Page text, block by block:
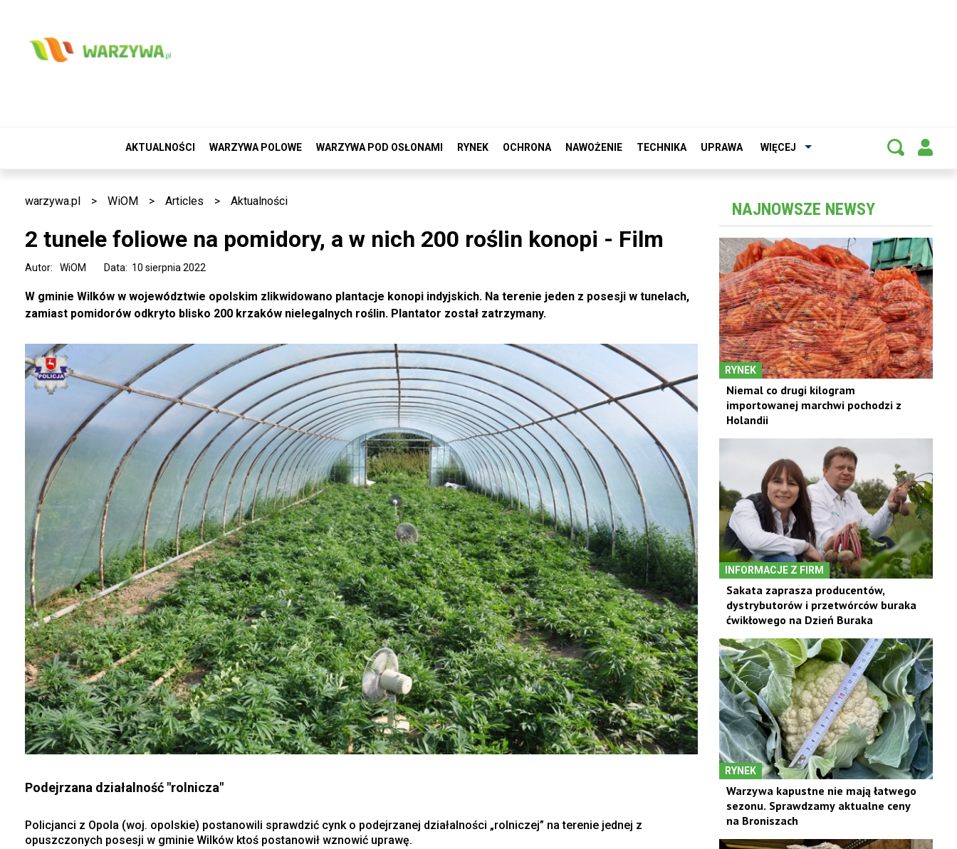
AKTUALNOŚCI WARZYWA POLOWE WARZYWA POD OSŁONAMI RYNEK OCHRONA NAWOŻENIE TECHNIKA UPRAWA WIĘCEJ
warzywa.pl > WiOM > Articles > Aktualności
2 tunele foliowe na pomidory, a w nich 200 roślin konopi - Film
Data: 10 sierpnia 2022
Autor: WiOM
W gminie Wilków w województwie opolskim zlikwidowano plantacje konopi indyjskich. Na terenie jeden z posesji w tunelach,
zamiast pomidorów odkryto blisko 200 krzaków nielegalnych roślin. Plantator został zatrzymany.
Podejrzana działalność "rolnicza"
Policjanci z Opola (woj. opolskie) postanowili sprawdzić cynk o podejrzanej działalności „rolniczej” na terenie jednej z
opuszczonych posesji w gminie Wilków ktoś postanowił wznowić uprawę.
NAJNOWSZE NEWSY
RYNEK
Niemal co drugi kilogram
importowanej marchwi pochodzi z
Holandii
INFORMACJE Z FIRM
Sakata zaprasza producentów,
dystrybutorów i przetwórców buraka
ćwikłowego na Dzień Buraka
RYNEK
Warzywa kapustne nie mają łatwego
sezonu. Sprawdzamy aktualne ceny
na Broniszach